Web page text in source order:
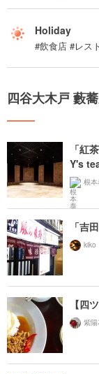
Holiday
#飲食店 #レス
四谷大木戸 藪
「紅
Y's
根本
「吉
kiko
【四
紫